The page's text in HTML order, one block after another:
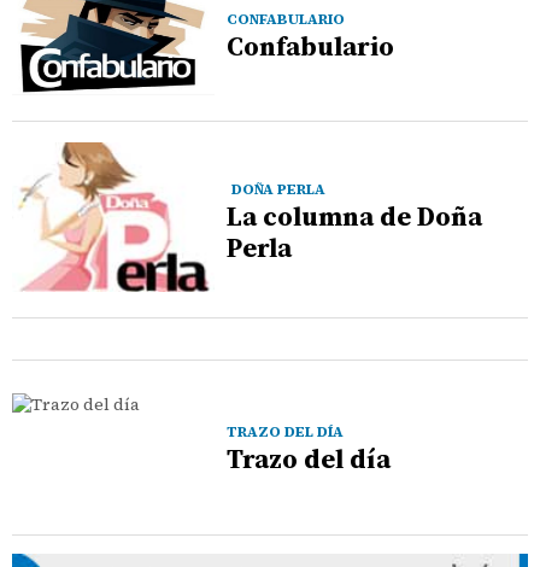
CONFABULARIO
Confabulario
DOÑA PERLA
La columna de Doña
Perla
TRAZO DEL DÍA
Trazo del día